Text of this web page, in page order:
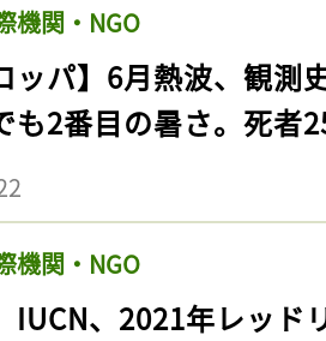
機関・NGO
ッパ】6月熱波、観
も2番目の暑さ。死者
機関・NGO
IUCN、2021年レッ